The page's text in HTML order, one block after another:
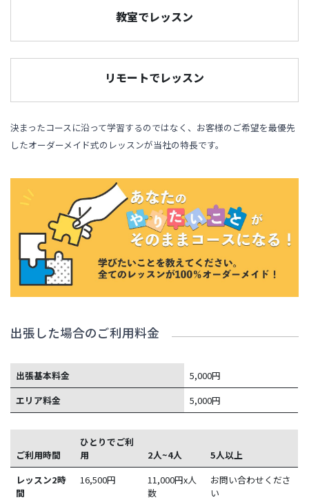
教室でレッスン
リモートでレッスン
決まったコースに沿って学習するのではなく、お客様のご希望を最優先
したオーダーメイド式のレッスンが当社の特長です。
出張した場合のご利用料金
出張基本料金
5,000円
エリア料金
5,000円
ご利用時間
ひとりでご利
用
2人~4人
5人以上
レッスン2時
間
16,500円
11,000円x人
数
お問い合わせくださ
い